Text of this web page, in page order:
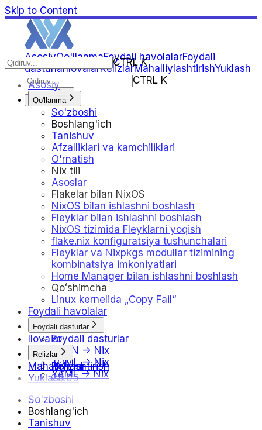
Skip to Content
AsosiyQo'llanmaFoydali havolalarFoydali
dasturlarIlovalarRelizlarMahalliylashtirishYuklash
CTRL K
Oq
CTRL K
Asosiy
Qo'llanma
So'zboshi
Boshlang'ich
Tanishuv
Afzalliklari va kamchiliklari
O'rnatish
Nix tili
Asoslar
Flakelar bilan NixOS
NixOS bilan ishlashni boshlash
Fleyklar bilan ishlashni boshlash
NixOS tizimida Fleyklarni yoqish
flake.nix konfiguratsiya tushunchalari
Fleyklar va Nixpkgs modullar tizimining
kombinatsiya imkoniyatlari
Home Manager bilan ishlashni boshlash
Qoʻshimcha
Linux kernelida „Copy Fail“
Foydali havolalar
Foydali dasturlar
Foydali dasturlar
JSON -> Nix
TOML -> Nix
YAML -> Nix
Ilovalar
Relizlar
Relizlar
25.05
26.05
Jadval
Mahalliylashtirish
Yuklash
So'zboshi
Boshlang'ich
Tanishuv